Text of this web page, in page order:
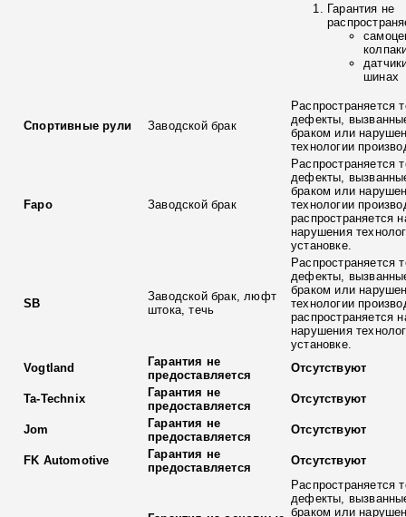
Гарантия не
шинах
Спортивные рули Заводской брак
Распространяется
дефекты,
браком или
технологии
Fapo Заводской брак
Распространяется
дефекты,
браком или
технологии
распространяется
нарушения
установке.
SB
Заводской брак, люфт
штока, течь
Распространяется
дефекты,
браком или
технологии
распространяется
нарушения
установке.
Vogtland
Гарантия не
предоставляется
Отсутствуют
Ta-Technix
Гарантия не
предоставляется
Отсутствуют
Jom
Гарантия не
предоставляется
Отсутствуют
FK Automotive
Гарантия не
предоставляется
Отсутствуют
Распространяется
дефекты,
браком или